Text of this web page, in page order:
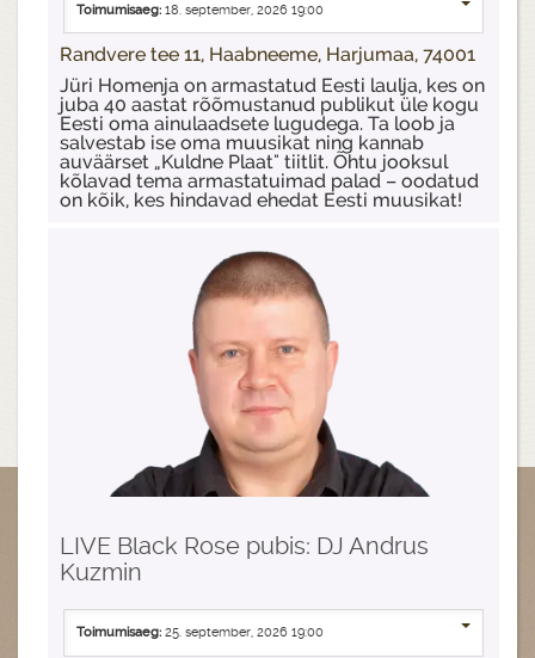
Toimumisaeg: 18. september, 2026 19:00
Randvere tee 11, Haabneeme, Harjumaa, 74001
Jüri Homenja on armastatud Eesti laulja, kes on
juba 40 aastat rõõmustanud publikut üle kogu
Eesti oma ainulaadsete lugudega. Ta loob ja
salvestab ise oma muusikat ning kannab
auväärset „Kuldne Plaat" tiitlit. Õhtu jooksul
kõlavad tema armastatuimad palad – oodatud
on kõik, kes hindavad ehedat Eesti muusikat!
LIVE Black Rose pubis: DJ Andrus
Kuzmin
Toimumisaeg: 25. september, 2026 19:00